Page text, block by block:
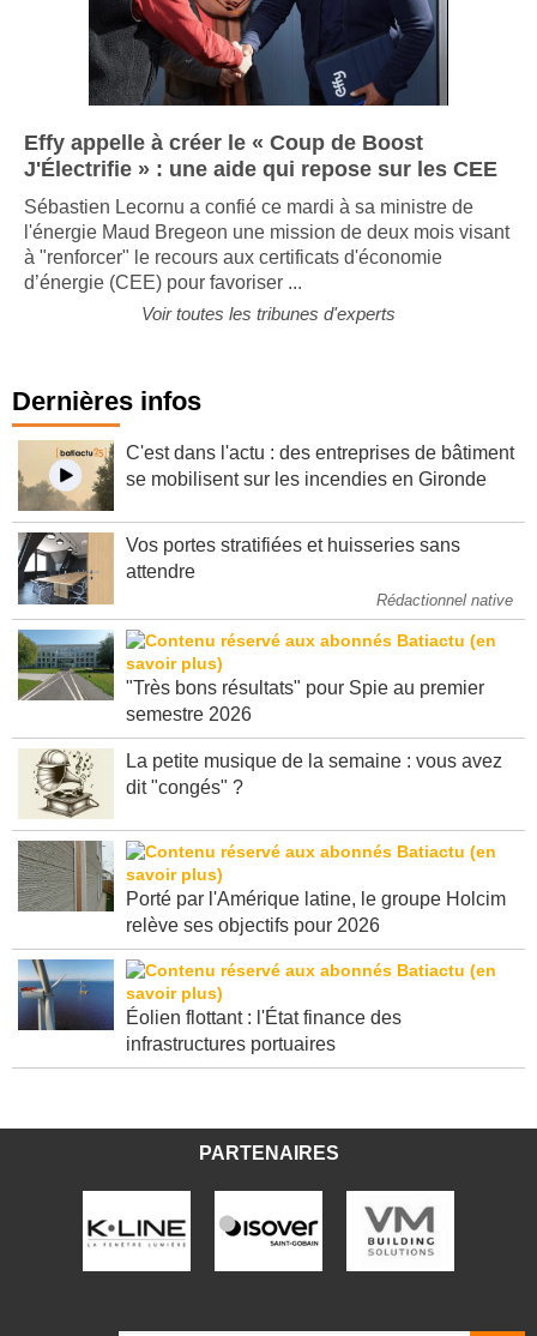
Effy appelle à créer le « Coup de Boost
J'Électrifie » : une aide qui repose sur les CEE
Sébastien Lecornu a confié ce mardi à sa ministre de
l'énergie Maud Bregeon une mission de deux mois visant
à "renforcer" le recours aux certificats d'économie
d’énergie (CEE) pour favoriser ...
Voir toutes les tribunes d'experts
Dernières infos
C'est dans l'actu : des entreprises de bâtiment
se mobilisent sur les incendies en Gironde
Vos portes stratifiées et huisseries sans
attendre
Rédactionnel native
"Très bons résultats" pour Spie au premier
semestre 2026
La petite musique de la semaine : vous avez
dit "congés" ?
Porté par l'Amérique latine, le groupe Holcim
relève ses objectifs pour 2026
Éolien flottant : l'État finance des
infrastructures portuaires
PARTENAIRES